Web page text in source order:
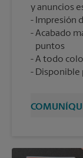
y anuncios
Impresión
Acabado
puntos
A todo
Disponible